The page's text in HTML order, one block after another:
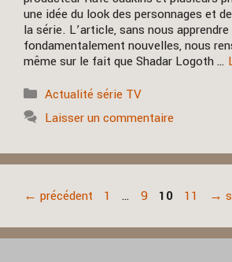
une idée du look des personnages et
la série. L’article, sans nous
fondamentalement nouvelles, nous
même sur le fait que Shadar Logoth …
Catégories
Actualité série TV
Laisser un commentaire
← précédent Page
1 … Page
9 Page
10 Page
11 →